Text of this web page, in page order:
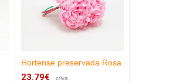
Hortense preservada Rosa
23.79€ c/iva